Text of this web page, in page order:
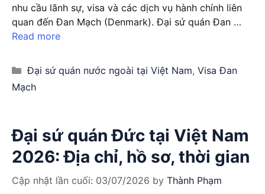
nhu cầu lãnh sự, visa và các dịch vụ hành chính liên
quan đến Đan Mạch (Denmark). Đại sứ quán Đan …
Read more
Categories
Đại sứ quán nước ngoài tại Việt Nam, Visa Đan
Mạch
Đại sứ quán Đức tại Việt Nam
2026: Địa chỉ, hồ sơ, thời gian
Cập nhật lần cuối: 03/07/2026 by Thành Phạm